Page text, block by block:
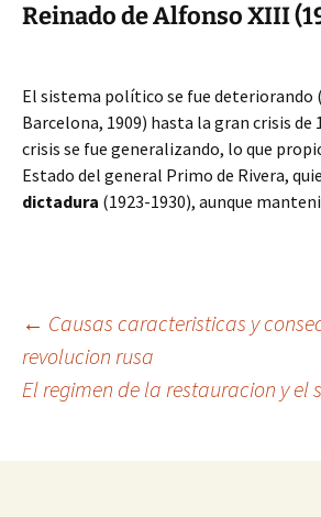
Reinado de Alfonso XIII
El sistema político se fue deteriorando (
Barcelona, 1909) hasta la gran crisis de
crisis se fue generalizando, lo que
Estado del general Primo de Rivera,
dictadura (1923-1930), aunque
Navegación
de
entradas
← Causas caracteristicas y
revolucion rusa
El regimen de la restauracion y el